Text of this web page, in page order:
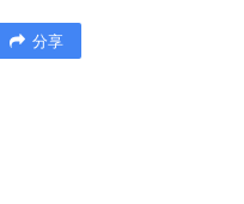
分享